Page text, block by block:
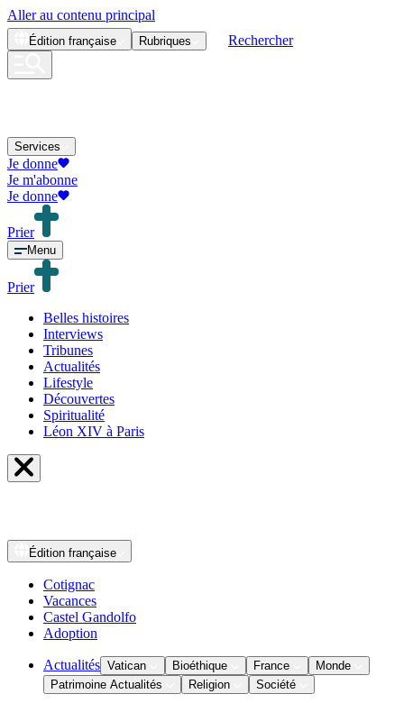
Aller au contenu principal
Édition française Rubriques Rechercher
Services
Je donne
Je m'abonne
Je donne
Prier
Menu
Prier
Belles histoires
Interviews
Tribunes
Actualités
Lifestyle
Découvertes
Spiritualité
Léon XIV à Paris
Édition française
Cotignac
Vacances
Castel Gandolfo
Adoption
Actualités Vatican Bioéthique France
Monde
Patrimoine Actualités
Religion Société